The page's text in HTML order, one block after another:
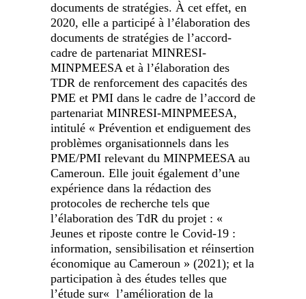
documents de stratégies. À cet effet, en
2020, elle a participé à l’élaboration des
documents de stratégies de l’accord-
cadre de partenariat MINRESI-
MINPMEESA et à l’élaboration des
TDR de renforcement des capacités des
PME et PMI dans le cadre de l’accord de
partenariat MINRESI-MINPMEESA,
intitulé « Prévention et endiguement des
problèmes organisationnels dans les
PME/PMI relevant du MINPMEESA au
Cameroun. Elle jouit également d’une
expérience dans la rédaction des
protocoles de recherche tels que
l’élaboration des TdR du projet : «
Jeunes et riposte contre le Covid-19 :
information, sensibilisation et réinsertion
économique au Cameroun » (2021); et la
participation à des études telles que
l’étude sur« l’amélioration de la